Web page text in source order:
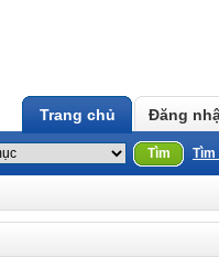
Trang chủ Đăng
Tìm Tìm